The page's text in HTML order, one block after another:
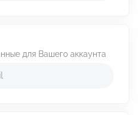
для Вашего аккаунта